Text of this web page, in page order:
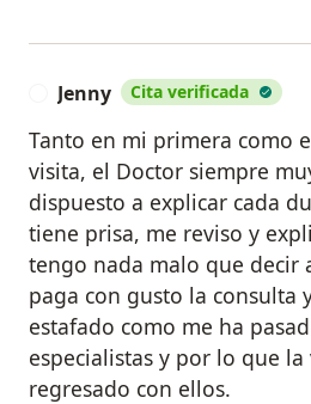
Jenny Cita verificada
Tanto en mi primera como
visita, el Doctor siempre
dispuesto a explicar cada
tiene prisa, me reviso y
tengo nada malo que decir
paga con gusto la consulta
estafado como me ha
especialistas y por lo que
regresado con ellos.